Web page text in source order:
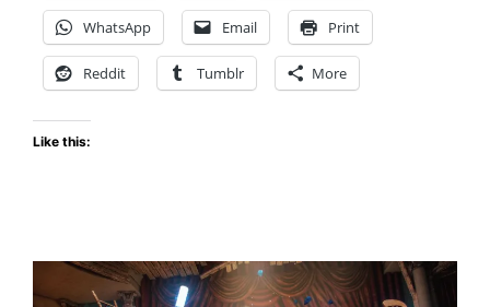
Ember
—
La
secuela
WhatsApp Email Print
Reddit Tumblr More
Like this: